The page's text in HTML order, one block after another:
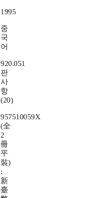
1995
중
국
어
920.051
판
사
항
(20)
957510059X
(全
2
冊
平
裝)
:
新
臺